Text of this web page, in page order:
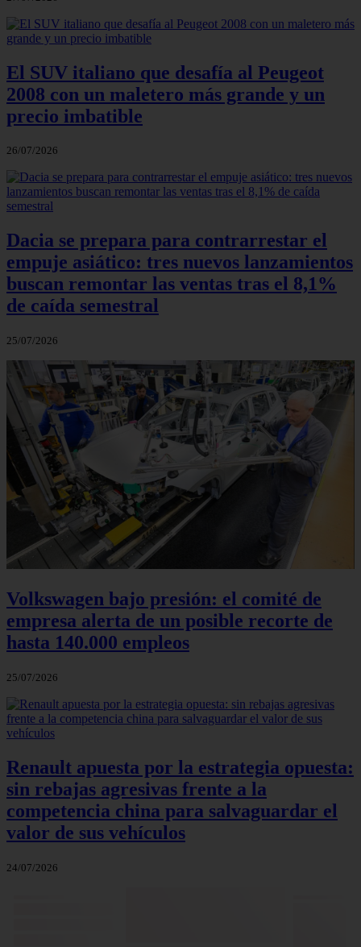
El SUV italiano que desafía al Peugeot
2008 con un maletero más grande y un
precio imbatible
26/07/2026
Dacia se prepara para contrarrestar el
empuje asiático: tres nuevos lanzamientos
buscan remontar las ventas tras el 8,1%
de caída semestral
25/07/2026
Volkswagen bajo presión: el comité de
empresa alerta de un posible recorte de
hasta 140.000 empleos
25/07/2026
Renault apuesta por la estrategia opuesta:
sin rebajas agresivas frente a la
competencia china para salvaguardar el
valor de sus vehículos
24/07/2026